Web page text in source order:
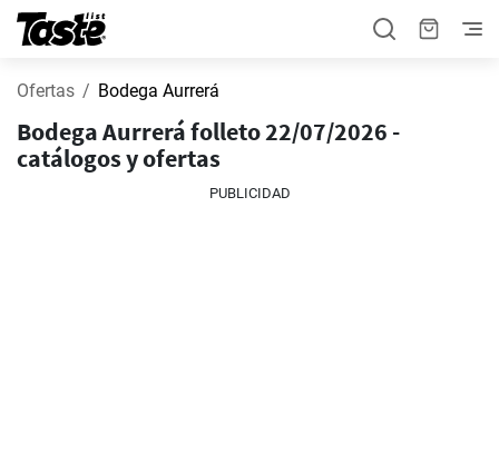
Ofertas Bodega Aurrerá
Bodega Aurrerá folleto 22/07/2026 -
catálogos y ofertas
PUBLICIDAD